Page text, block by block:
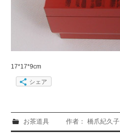
17*17*9cm
シェア
お茶道具 作者： 橋爪紀久子